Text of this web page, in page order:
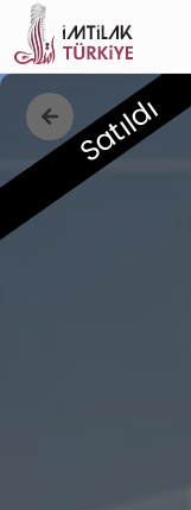
Satıldı